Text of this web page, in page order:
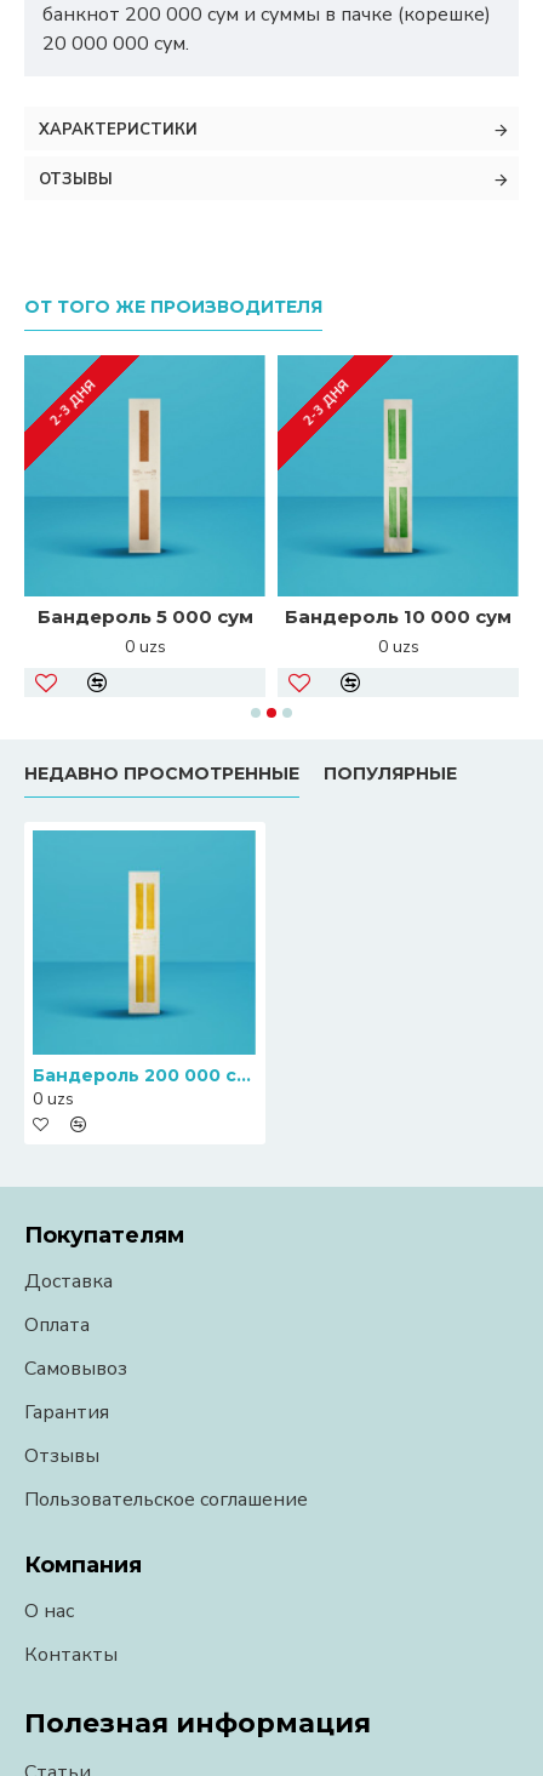
банкнот 200 000 сум и суммы в пачке (корешке)
20 000 000 сум.
ХАРАКТЕРИСТИКИ
ОТЗЫВЫ
ОТ ТОГО ЖЕ ПРОИЗВОДИТЕЛЯ
2-3 ДНЯ
Бандероль 5 000 сум
0 uzs
2-3 ДНЯ
Бандероль 10 000 сум
0 uzs
НЕДАВНО ПРОСМОТРЕННЫЕ ПОПУЛЯРНЫЕ
Бандероль 200 000 сум
0 uzs
Покупателям
Доставка
Оплата
Самовывоз
Гарантия
Отзывы
Пользовательское соглашение
Компания
О нас
Контакты
Полезная информация